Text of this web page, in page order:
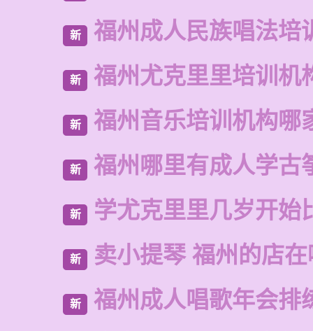
新 福州成人民族唱法培
新 福州尤克里里培训机
新 福州音乐培训机构哪
新 福州哪里有成人学古
新 学尤克里里几岁开始
新 卖小提琴 福州的店
新 福州成人唱歌年会排